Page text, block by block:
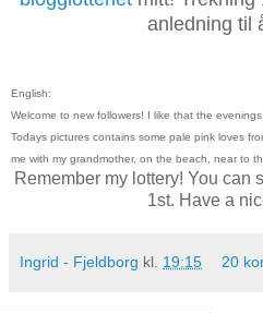
anledning til
English:
Welcome to new followers! I like that the
Todays pictures contains some pale pink loves
me with my grandmother, on the beach, near to
Remember my lottery! You can
1st. Have a
Ingrid - Fjeldborg kl. 19:15 20